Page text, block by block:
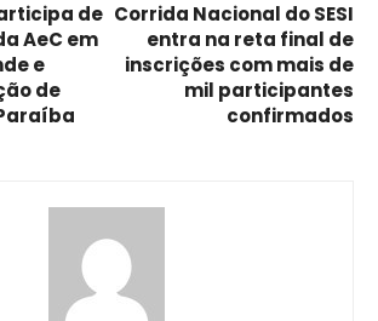
de
AeC em
e
de
Corrida Nacional do SESI
entra na reta final de
inscrições com mais de
mil participantes
confirmados